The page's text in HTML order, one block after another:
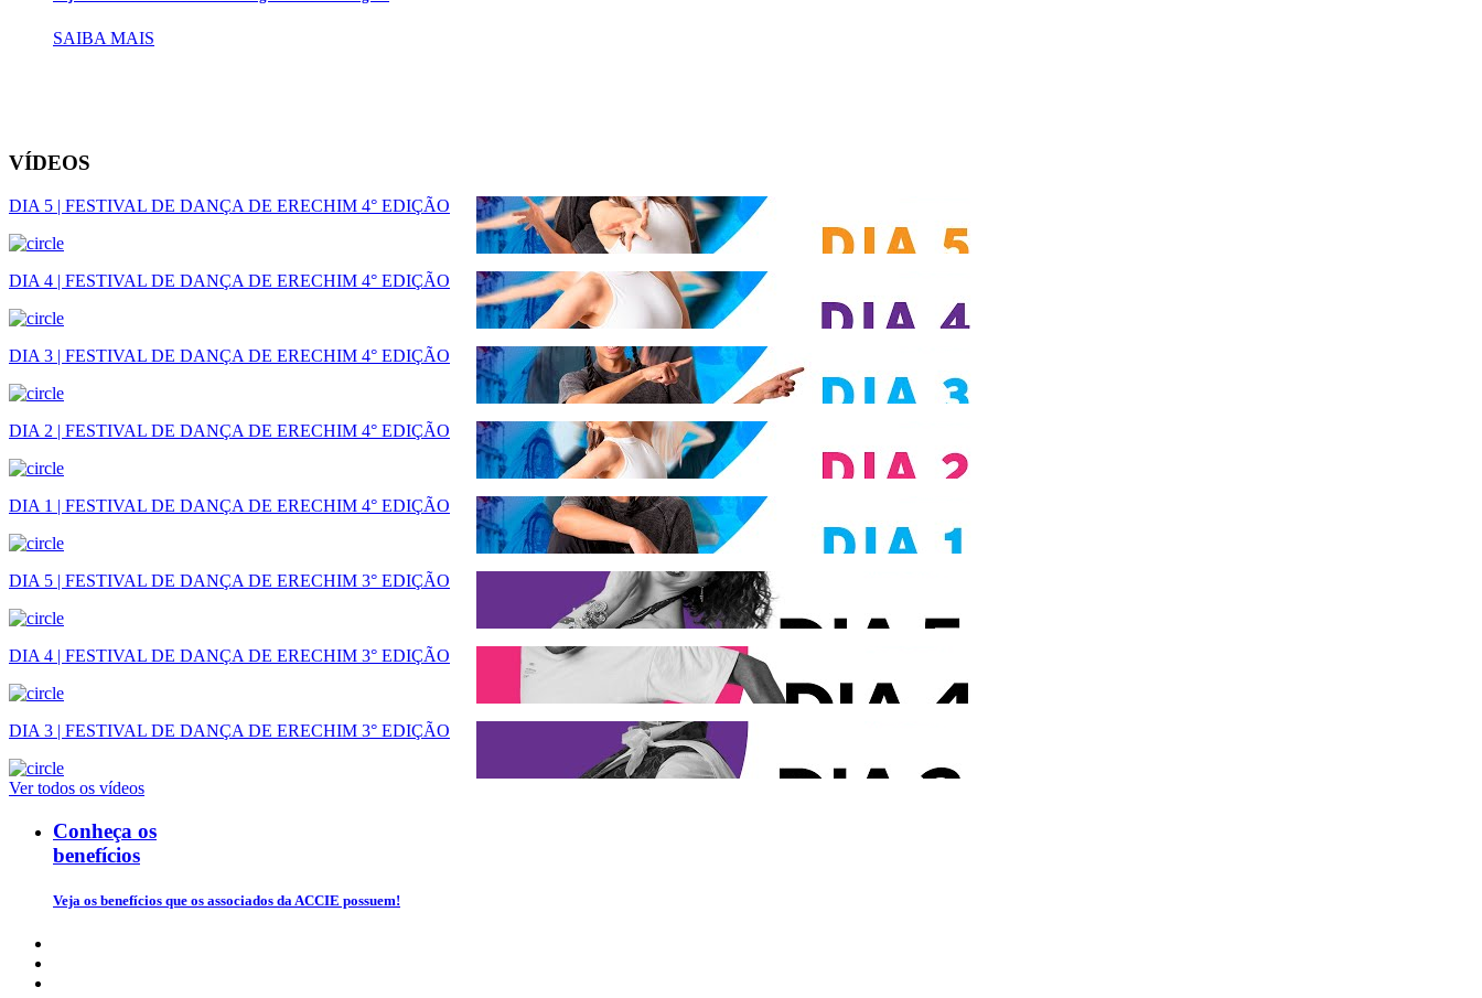
SAIBA MAIS
VÍDEOS
DIA 5 | FESTIVAL DE DANÇA DE ERECHIM 4° EDIÇÃO
DIA 4 | FESTIVAL DE DANÇA DE ERECHIM 4° EDIÇÃO
DIA 3 | FESTIVAL DE DANÇA DE ERECHIM 4° EDIÇÃO
DIA 2 | FESTIVAL DE DANÇA DE ERECHIM 4° EDIÇÃO
DIA 1 | FESTIVAL DE DANÇA DE ERECHIM 4° EDIÇÃO
DIA 5 | FESTIVAL DE DANÇA DE ERECHIM 3° EDIÇÃO
DIA 4 | FESTIVAL DE DANÇA DE ERECHIM 3° EDIÇÃO
DIA 3 | FESTIVAL DE DANÇA DE ERECHIM 3° EDIÇÃO
Ver todos os vídeos
Conheça os
benefícios
Veja os benefícios que os associados da ACCIE possuem!